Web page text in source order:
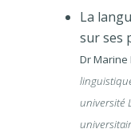
La
sur ses
Dr Marine
université